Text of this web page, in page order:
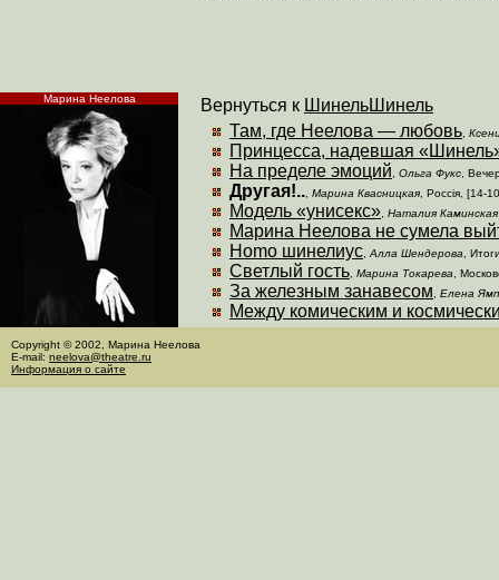
Вернуться к ШинельШинель
Там, где Неелова — любовь
Принцесса, надевшая
На пределе эмоций
Ольга Фукс ,
Другая!.. Марина Квасницкая , Россiя, [14-
Модель «унисекс» Наталия Каминская
Марина Неелова не сумела
Homo шинелиус Алла Шендерова ,
Светлый гость Марина Токарева ,
За железным занавесом Елена
Между комическим и
Марина Неелова
Copyright © 2002, Марина Неелова
E-mail: neelova@theatre.ru
Информация о сайте